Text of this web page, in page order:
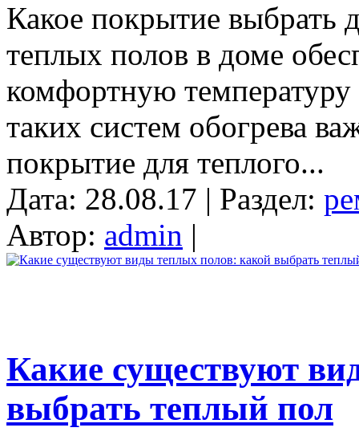
Какое покрытие выбрать
теплых полов в доме
комфортную
таких систем обогрева
покрытие для теплого...
Дата: 28.08.17 | Раздел:
Автор: admin |
Какие существуют
выбрать теплый пол